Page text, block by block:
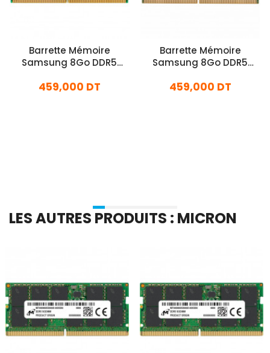
Barrette Mémoire
Samsung 8Go DDR5
459,000 DT
Barrette Mémoire
Samsung 8Go DDR5
459,000 DT
LES AUTRES PRODUITS : MICRON